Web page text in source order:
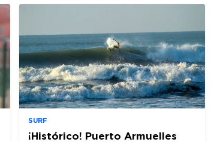
SURF
¡Histórico! Puerto Armuelles